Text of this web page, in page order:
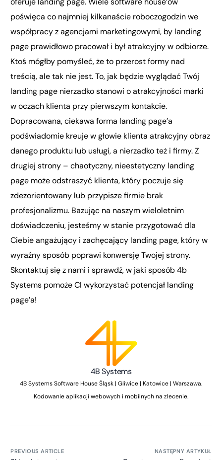
poświęca co najmniej kilkanaście roboczogodzin we
współpracy z agencjami marketingowymi, by landing
page prawidłowo pracował i był atrakcyjny w odbiorze.
Ktoś mógłby pomyśleć, że to przerost formy nad
treścią, ale tak nie jest. To, jak będzie wyglądać Twój
landing page nierzadko stanowi o atrakcyjności marki
w oczach klienta przy pierwszym kontakcie.
Dopracowana, ciekawa forma landing page’a
podświadomie kreuje w głowie klienta atrakcyjny obraz
danego produktu lub usługi, a nierzadko też i firmy. Z
drugiej strony – chaotyczny, nieestetyczny landing
page może odstraszyć klienta, który poczuje się
zdezorientowany lub przypisze firmie brak
profesjonalizmu. Bazując na naszym wieloletnim
doświadczeniu, jesteśmy w stanie przygotować dla
Ciebie angażujący i zachęcający landing page, który w
wyraźny sposób poprawi konwersję Twojej strony.
Skontaktuj się z nami i sprawdź, w jaki sposób 4b
Systems pomoże CI wykorzystać potencjał landing
page’a!
4B Systems
4B Systems Software House Śląsk | Gliwice | Katowice | Warszawa.
Kodowanie aplikacji webowych i mobilnych na zlecenie.
PREVIOUS ARTICLE NASTĘPNY ARTYKUŁ